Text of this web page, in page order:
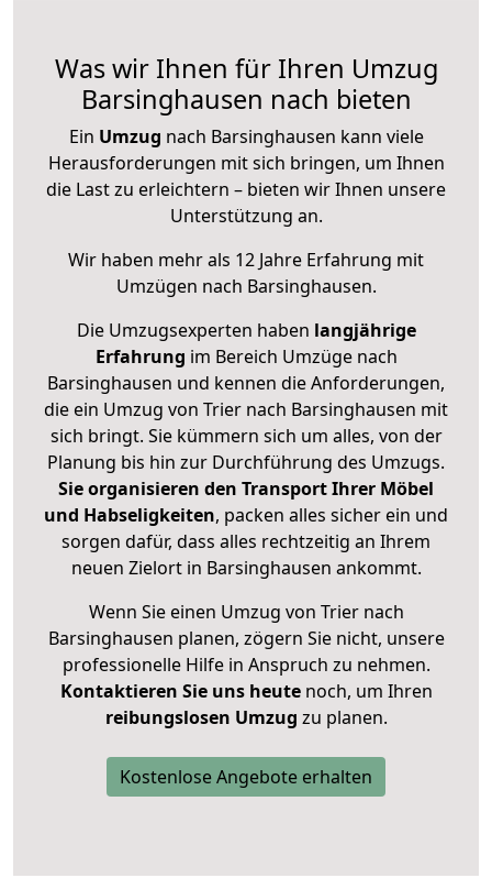
Was wir Ihnen für Ihren Umzug
Barsinghausen nach bieten
Ein Umzug nach Barsinghausen kann viele
Herausforderungen mit sich bringen, um Ihnen
die Last zu erleichtern – bieten wir Ihnen unsere
Unterstützung an.
Wir haben mehr als 12 Jahre Erfahrung mit
Umzügen nach Barsinghausen.
Die Umzugsexperten haben langjährige
Erfahrung im Bereich Umzüge nach
Barsinghausen und kennen die Anforderungen,
die ein Umzug von Trier nach Barsinghausen mit
sich bringt. Sie kümmern sich um alles, von der
Planung bis hin zur Durchführung des Umzugs.
Sie organisieren den Transport Ihrer Möbel
und Habseligkeiten, packen alles sicher ein und
sorgen dafür, dass alles rechtzeitig an Ihrem
neuen Zielort in Barsinghausen ankommt.
Wenn Sie einen Umzug von Trier nach
Barsinghausen planen, zögern Sie nicht, unsere
professionelle Hilfe in Anspruch zu nehmen.
Kontaktieren Sie uns heutenoch, um Ihren
reibungslosen Umzug zu planen.
Kostenlose Angebote erhalten